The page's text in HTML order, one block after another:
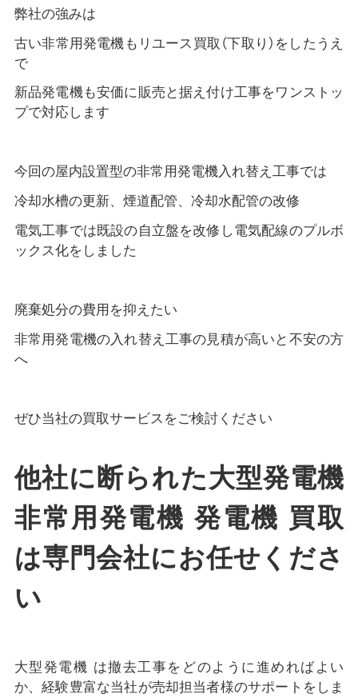
弊社の強みは
古い非常用発電機もリユース買取（下取り）をしたうえ
で
新品発電機も安価に販売と据え付け工事をワンストッ
プで対応します
今回の屋内設置型の非常用発電機入れ替え工事では
冷却水槽の更新、煙道配管、冷却水配管の改修
電気工事では既設の自立盤を改修し電気配線のプルボ
ックス化をしました
廃棄処分の費用を抑えたい
非常用発電機の入れ替え工事の見積が高いと不安の方
へ
ぜひ当社の買取サービスをご検討ください
他社に断られた大型発電機
非常用発電機 発電機 買取
は専門会社にお任せくださ
い
大型発電機 は撤去工事をどのように進めればよい
か、経験豊富な当社が売却担当者様のサポートをしま